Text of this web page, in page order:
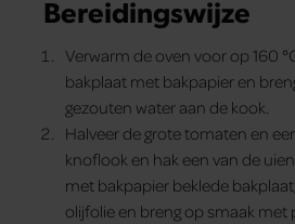
Bereidingswijze
Verwarm de oven voor op 160
bakplaat met bakpapier en
gezouten water aan de kook.
Halveer de grote tomaten en
knoflook en hak een van de
met bakpapier beklede
olijfolie en breng op smaak met